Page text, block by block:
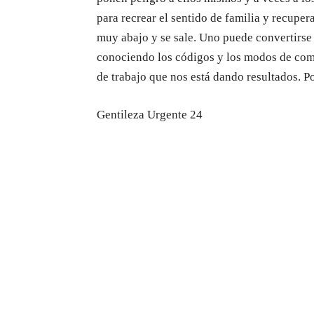
para recrear el sentido de familia y
muy abajo y se sale. Uno puede
conociendo los códigos y los modos de
de trabajo que nos está dando resultados.
Gentileza Urgente 24